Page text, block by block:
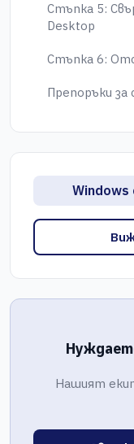
Стъпка 5:
Desktop
Стъпка 6:
Препоръки за
Windows
Нашият